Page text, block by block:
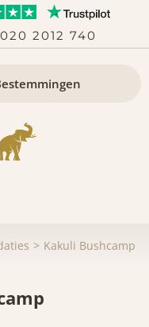
020 2012 740
Kakuli Bushcamp